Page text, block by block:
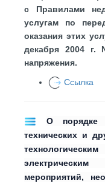
с Правилами
услугам по
оказания этих
декабря 2004 г.
напряжения.
Ссылка
О порядке
технических и
мероприятий,